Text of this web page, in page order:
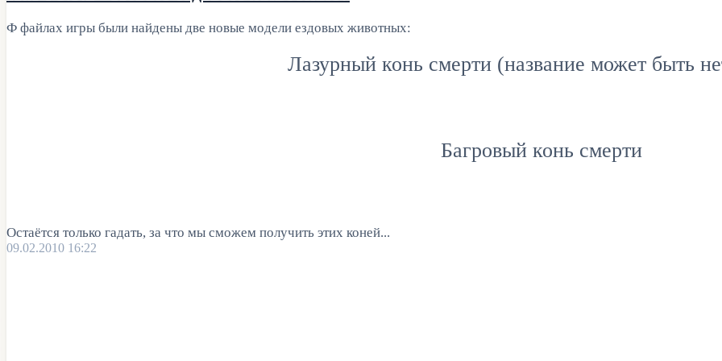
Ф файлах игры были найдены две новые модели ездовых животных:
Лазурный конь смерти (название может быть
Багровый конь смерти
Остаётся только гадать, за что мы сможем получить этих коней...
09.02.2010 16:22